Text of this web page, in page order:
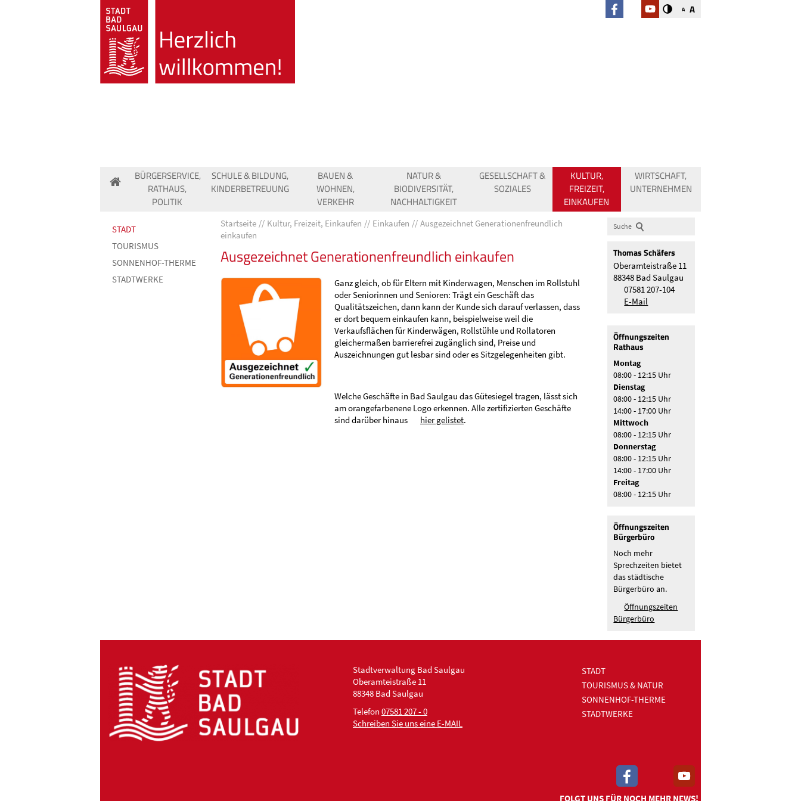
A A
BÜRGERSERVICE,
RATHAUS,
POLITIK
SCHULE & BILDUNG,
KINDERBETREUUNG
BAUEN &
WOHNEN,
VERKEHR
NATUR &
BIODIVERSITÄT,
NACHHALTIGKEIT
GESELLSCHAFT &
SOZIALES
KULTUR,
FREIZEIT,
EINKAUFEN
WIRTSCHAFT,
UNTERNEHMEN
STADT
TOURISMUS
SONNENHOF-THERME
STADTWERKE
Startseite Kultur, Freizeit, Einkaufen Einkaufen
Ausgezeichnet Generationenfreundlich
einkaufen
Ausgezeichnet Generationenfreundlich einkaufen
Ganz gleich, ob für Eltern mit Kinderwagen, Menschen im Rollstuhl
oder Seniorinnen und Senioren: Trägt ein Geschäft das
Qualitätszeichen, dann kann der Kunde sich darauf verlassen, dass
er dort bequem einkaufen kann, beispielweise weil die
Verkaufsflächen für Kinderwägen, Rollstühle und Rollatoren
gleichermaßen barrierefrei zugänglich sind, Preise und
Auszeichnungen gut lesbar sind oder es Sitzgelegenheiten gibt.
Welche Geschäfte in Bad Saulgau das Gütesiegel tragen, lässt sich
am orangefarbenene Logo erkennen. Alle zertifizierten Geschäfte
sind darüber hinaus
hier gelistet.
Suche
Thomas Schäfers
Oberamteistraße 11
88348 Bad Saulgau
07581 207-104
E-Mail
Öffnungszeiten
Rathaus
Montag
08:00 - 12:15 Uhr
Dienstag
08:00 - 12:15 Uhr
14:00 - 17:00 Uhr
Mittwoch
08:00 - 12:15 Uhr
Donnerstag
08:00 - 12:15 Uhr
14:00 - 17:00 Uhr
Freitag
08:00 - 12:15 Uhr
Öffnungszeiten
Bürgerbüro
Noch mehr
Sprechzeiten bietet
das städtische
Bürgerbüro an.
Öffnungszeiten
Bürgerbüro
Stadtverwaltung Bad Saulgau
Oberamteistraße 11
88348 Bad Saulgau
Telefon 07581 207 - 0
Schreiben Sie uns eine E-MAIL
STADT
TOURISMUS & NATUR
SONNENHOF-THERME
STADTWERKE
FOLGT UNS FÜR NOCH MEHR NEWS!